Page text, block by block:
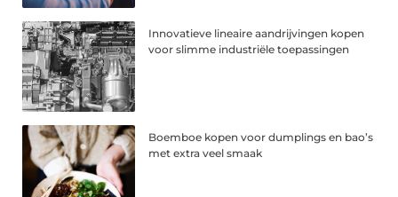
Innovatieve lineaire aandrijvingen kopen
voor slimme industriële toepassingen
Boemboe kopen voor dumplings en bao’s
met extra veel smaak